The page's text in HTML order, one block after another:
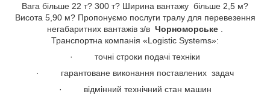
Вага більше 22 т? 300 т? Ширина вантажу більше 2,5 м?
Висота 5,90 м? Пропонуємо послуги тралу для перевезення
негабаритних вантажів з/в Чорноморське
Транспортна компанія «Logistic Systems»:
· точні строки подачі техніки
· гарантоване виконання поставлених задач
· відмінний технічний стан машин